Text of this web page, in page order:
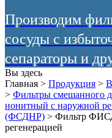
Производим
сосуды с
сепараторы и
Вы здесь
Главная > Продукция >
> Фильтры
ионитный с наружной
(ФСДНР) > Фильтр
регенерацией